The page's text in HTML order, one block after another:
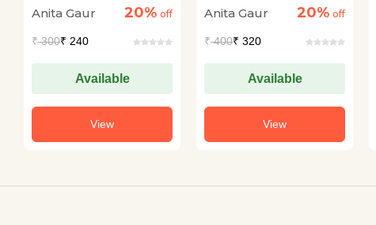
Anita Gaur
20% off
₹300₹ 240
Available
View
Anita Gaur
20% off
₹400₹ 320
Available
View